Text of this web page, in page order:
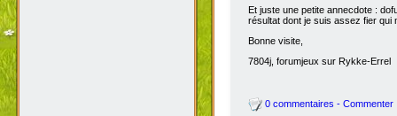
Et juste une petite annecdote :
résultat dont je suis assez fier qui
Bonne visite,
7804j, forumjeux sur Rykke-Errel
0 commentaires - Commenter